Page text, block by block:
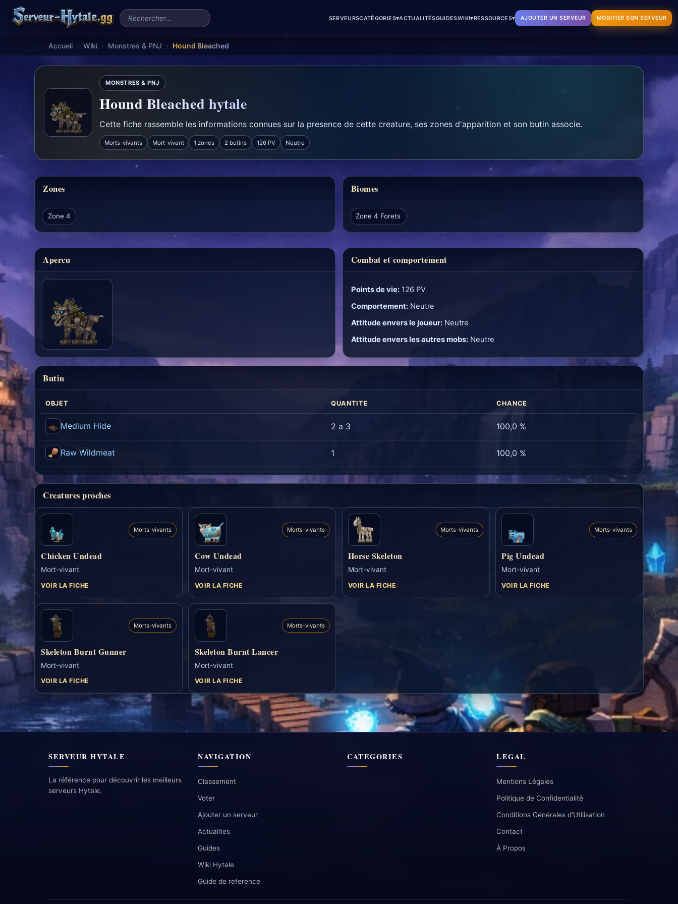
Rechercher un serveur SERVEURSCATÉGORIES▾ACTUALITÉSGUIDESWIKI▾RESSOURCES▾ AJOUTER UN SERVEUR MODIFIER SON SERVEUR
Accueil › Wiki › Monstres & PNJ › Hound Bleached
MONSTRES & PNJ
Hound Bleached hytale
Cette fiche rassemble les informations connues sur la presence de cette creature, ses zones d'apparition et son butin associe.
Morts-vivants Mort-vivant 1 zones 2 butins 126 PV Neutre
Zones
Zone 4
Biomes
Zone 4 Forets
Apercu Combat et comportement
Points de vie:126 PV
Comportement:Neutre
Attitude envers le joueur:Neutre
Attitude envers les autres mobs:Neutre
Butin
OBJET QUANTITE CHANCE
Medium Hide 2 a 3 100,0 %
Raw Wildmeat 1 100,0 %
Creatures proches
Morts-vivants
Chicken Undead
Mort-vivant
VOIR LA FICHE
Morts-vivants
Cow Undead
Mort-vivant
VOIR LA FICHE
Morts-vivants
Horse Skeleton
Mort-vivant
VOIR LA FICHE
Morts-vivants
Pig Undead
Mort-vivant
VOIR LA FICHE
Morts-vivants
Skeleton Burnt Gunner
Mort-vivant
VOIR LA FICHE
Morts-vivants
Skeleton Burnt Lancer
Mort-vivant
VOIR LA FICHE
SERVEUR HYTALE
La référence pour découvrir les meilleurs
serveurs Hytale.
NAVIGATION
Classement
Voter
Ajouter un serveur
Actualites
Guides
Wiki Hytale
Guide de reference
CATEGORIES LEGAL
Mentions Légales
Politique de Confidentialité
Conditions Générales d'Utilisation
Contact
À Propos